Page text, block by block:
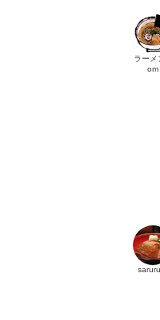
ラーメ
om